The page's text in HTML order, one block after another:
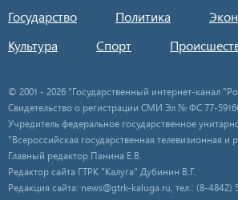
Государство Политика
Культура
Спорт
© 2001 - 2026 "Государственный интернет-канал
Свидетельство о регистрации СМИ Эл № ФС 77-59166
Учредитель федеральное государственное
"Всероссийская государственная телевизионная
Главный редактор Панина Е.В.
Редактор сайта ГТРК "Калуга" Дубинин В.Г.
Редакция сайта: news@gtrk-kaluga.ru, тел.: (8-4842)